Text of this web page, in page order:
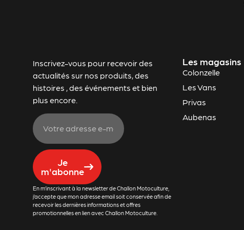
Inscrivez-vous pour recevoir des
actualités sur nos produits, des
histoires , des événements et bien
plus encore.
Je
m'abonne
En m’inscrivant à la newsletter de Challon Motoculture,
j’accepte que mon adresse email soit conservée afin de
recevoir les dernières informations et offres
promotionnelles en lien avec Challon Motoculture.
Les magasins
Colonzelle
Les Vans
Privas
Aubenas